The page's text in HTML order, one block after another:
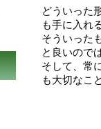
どういった
も手に入れ
そういった
と良いので
そして、常
も大切なこ